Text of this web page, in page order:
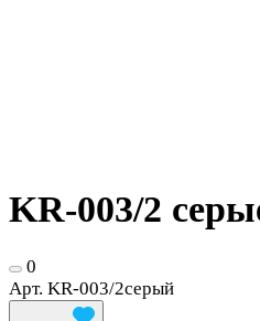
KR-003/2
0
Арт. KR-003/2серый